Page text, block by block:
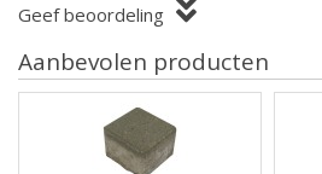
Geef beoordeling
Aanbevolen producten